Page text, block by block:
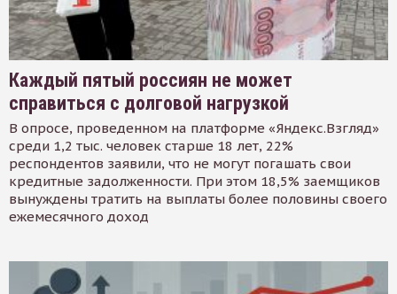
Каждый пятый россиян не может
справиться с долговой нагрузкой
В опросе, проведенном на платформе «Яндекс.Взгляд»
среди 1,2 тыс. человек старше 18 лет, 22%
респондентов заявили, что не могут погашать свои
кредитные задолженности. При этом 18,5% заемщиков
вынуждены тратить на выплаты более половины своего
ежемесячного доход